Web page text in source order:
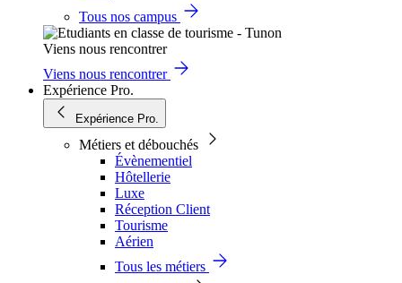
Tous nos campus
Viens nous rencontrer
Viens nous rencontrer
Expérience Pro.
Expérience Pro.
Métiers et débouchés
Évènementiel
Hôtellerie
Luxe
Réception Client
Tourisme
Aérien
Tous les métiers